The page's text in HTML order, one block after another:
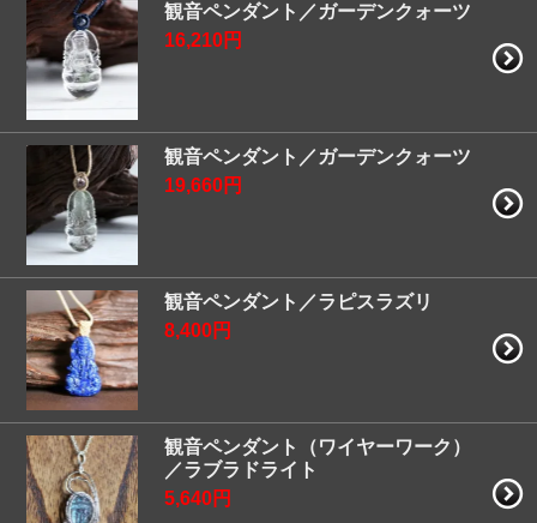
観音ペンダント／ガーデンクォーツ
16,210円
観音ペンダント／ガーデンクォーツ
19,660円
観音ペンダント／ラピスラズリ
8,400円
観音ペンダント（ワイヤーワーク）
／ラブラドライト
5,640円